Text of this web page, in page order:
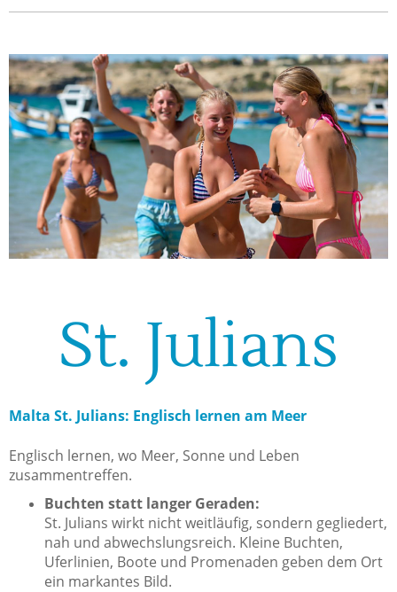
St. Julians
Malta St. Julians: Englisch lernen am Meer
Englisch lernen, wo Meer, Sonne und Leben
zusammentreffen.
Buchten statt langer Geraden:
St. Julians wirkt nicht weitläufig, sondern gegliedert,
nah und abwechslungsreich. Kleine Buchten,
Uferlinien, Boote und Promenaden geben dem Ort
ein markantes Bild.